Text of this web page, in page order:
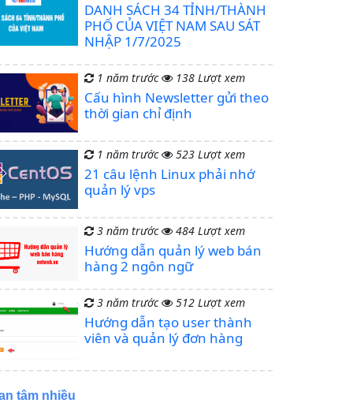
DANH SÁCH 34 TỈNH/THÀNH
PHỐ CỦA VIỆT NAM SAU SÁT
NHẬP 1/7/2025
1 năm trước 138 Lượt xem
Cấu hình Newsletter gửi theo
thời gian chỉ định
1 năm trước 523 Lượt xem
21 câu lệnh Linux phải nhớ
quản lý vps
3 năm trước 484 Lượt xem
Hướng dẫn quản lý web bán
hàng 2 ngôn ngữ
3 năm trước 512 Lượt xem
Hướng dẫn tạo user thành
viên và quản lý đơn hàng
tâm nhiều